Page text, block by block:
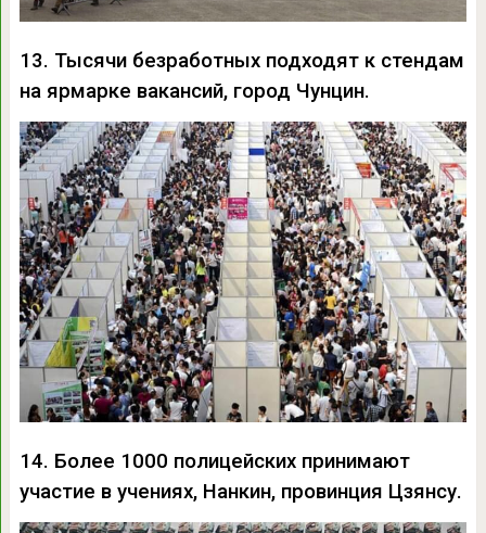
13. Тысячи безработных подходят к стендам
на ярмарке вакансий, город Чунцин.
14. Более 1000 полицейских принимают
участие в учениях, Нанкин, провинция Цзянсу.